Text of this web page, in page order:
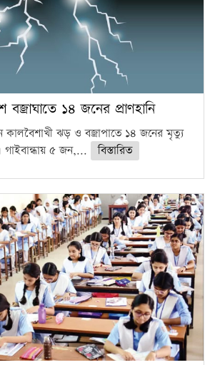
বজ্রাঘাতে ১৪ জনের প্রাণহানি
কালবৈশাখী ঝড় ও বজ্রাপাতে ১৪ জনের মৃত্যু
গাইবান্ধায় ৫ জন,...
বিস্তারিত